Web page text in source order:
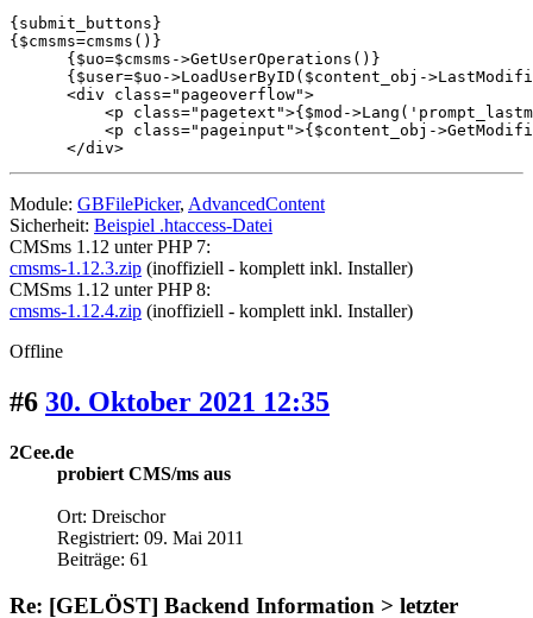
{submit_buttons}
{$cmsms=cmsms()}
      {$uo=$cmsms->GetUserOperations()}
{$user=$uo->LoadUserByID($content_obj-
      <div class="pageoverflow">
<p class="pagetext">{$mod-
<p class="pageinput">{$content_obj-
      </div>
Module: GBFilePicker, AdvancedContent
Sicherheit: Beispiel .htaccess-Datei
CMSms 1.12 unter PHP 7:
cmsms-1.12.3.zip (inoffiziell - komplett inkl. Installer)
CMSms 1.12 unter PHP 8:
cmsms-1.12.4.zip (inoffiziell - komplett inkl. Installer)
Offline
#6 30. Oktober 2021 12:35
2Cee.de
probiert CMS/ms aus
Ort: Dreischor
Registriert: 09. Mai 2011
Beiträge: 61
Re: [GELÖST] Backend Information > letzter